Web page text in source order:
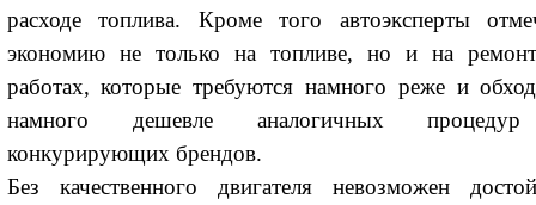
расходе топлива. Кроме того автоэксперты
экономию не только на топливе, но и на
работах, которые требуются намного реже и
намного дешевле аналогичных
конкурирующих брендов.
Без качественного двигателя невозможен